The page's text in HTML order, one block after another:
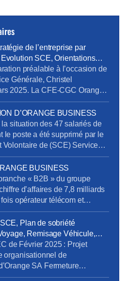
de l’entreprise par
SCE, Orientations
préalable à l’occasion de
Générale, Christel
2025. La CFE-CGC Orange
sujets issus de l’enquête
de Prévention et de
de RPS et un suicide
travail La dégradation […]
D’ORANGE BUSINESS
situation des 47 salariés de
le poste a été supprimé par le
Volontaire de (SCE) Services
sans qu’ils aient été
en effet que la Direction s’était
postes pour tous les salariés
[…]
BUSINESS
« B2B » du groupe
d’affaires de 7,8 milliards
opérateur télécom et
elle sert une clientèle
: Entreprises France,
et International. Ses services
segments : Télécom, Digital et
Plan de sobriété
Remisage Véhicule,
de Février 2025 : Projet
organisationnel de
SA Fermeture
sites tertiaires dans le